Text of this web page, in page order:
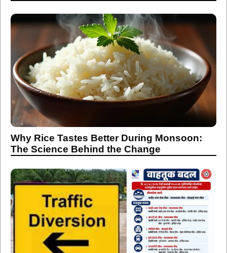
Why Rice Tastes Better During Monsoon:
The Science Behind the Change